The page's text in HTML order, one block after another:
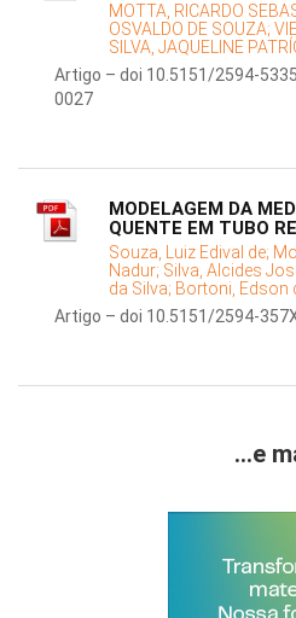
MOTTA, RICARDO
OSVALDO DE SOUZA;
SILVA, JAQUELINE
Artigo – doi 10.5151/2594-
0027
MODELAGEM DA
QUENTE EM TUBO
Souza, Luiz Edival de;
Nadur; Silva, Alcides
da Silva; Bortoni, Edson
Artigo – doi 10.5151/2594-
...e